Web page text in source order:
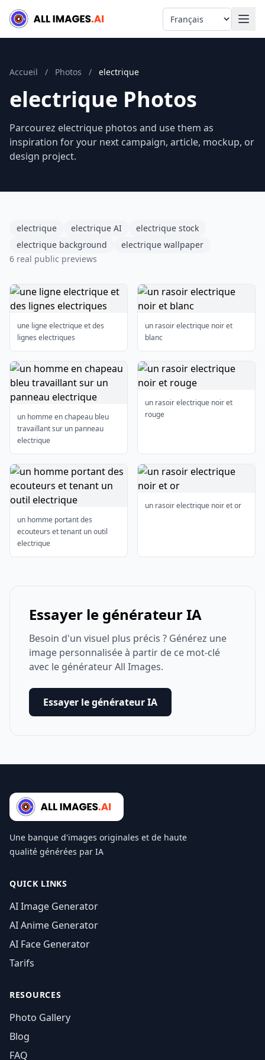
Language
Accueil / Photos / electrique
electrique Photos
Parcourez electrique photos and use them as
inspiration for your next campaign, article, mockup, or
design project.
electrique electrique AI
electrique stock
electrique background
electrique wallpaper
6 real public previews
une ligne electrique et des
lignes electriques
un rasoir electrique noir et
blanc
un homme en chapeau bleu
travaillant sur un panneau
electrique
un rasoir electrique noir et
rouge
un homme portant des
ecouteurs et tenant un outil
electrique
un rasoir electrique noir et or
Essayer le générateur IA
Besoin d'un visuel plus précis ? Générez une
image personnalisée à partir de ce mot-clé
avec le générateur All Images.
Essayer le générateur IA
Une banque d'images originales et de haute
qualité générées par IA
QUICK LINKS
AI Image Generator
AI Anime Generator
AI Face Generator
Tarifs
RESOURCES
Photo Gallery
Blog
FAQ